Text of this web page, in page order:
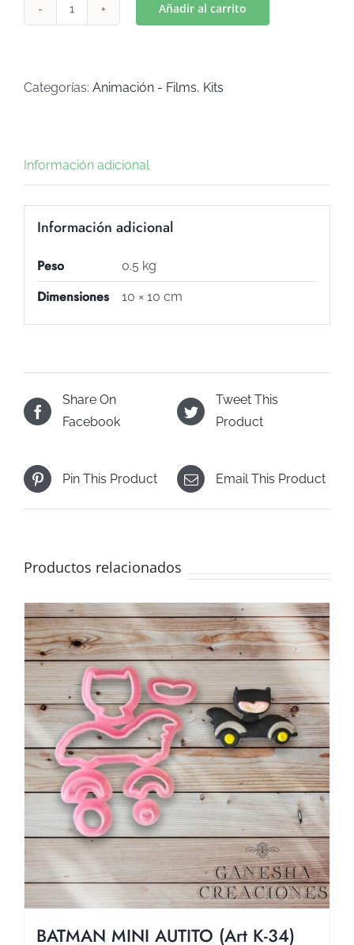
322)
Añadir al carrito
Categorías: Animación - Films, Kits
Información adicional
Información adicional
Peso 0.5 kg
Dimensiones 10 × 10 cm
Share On
Facebook
Tweet This
Product
Pin This Product Email This Product
Productos relacionados
BATMAN MINI AUTITO (Art K-34)